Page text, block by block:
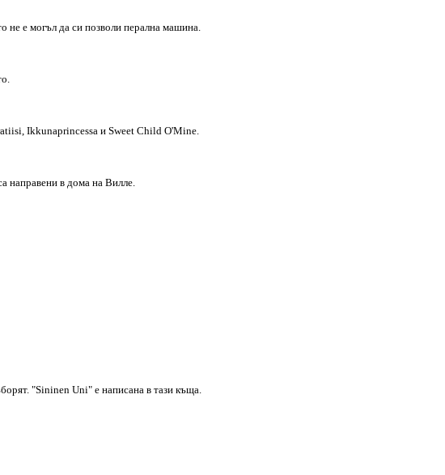
не е могъл да си позволи перална машина.
Ikkunaprincessa и Sweet Child O'Mine.
направени в дома на Виллe.
"Sininen Uni" е написана в тази къща.